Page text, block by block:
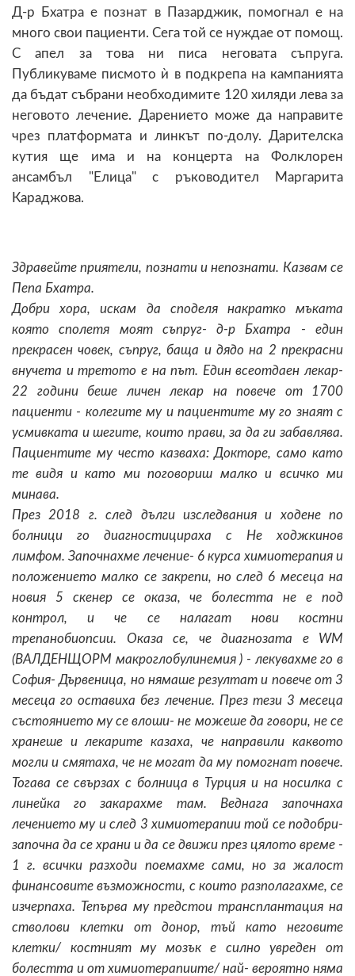
Д-р Бхатра е познат в Пазарджик, помогнал е на
много свои пациенти. Сега той се нуждае от помощ.
С апел за това ни писа неговата съпруга.
Публикуваме писмото ѝ в подкрепа на кампанията
да бъдат събрани необходимите 120 хиляди лева за
неговото лечение. Дарението може да направите
чрез платформата и линкът по-долу. Дарителска
кутия ще има и на концерта на Фолклорен
ансамбъл "Елица" с ръководител Маргарита
Караджова.
Здравейте приятели, познати и непознати. Казвам се
Пепа Бхатра.
Добри хора, искам да споделя накратко мъката
която сполетя моят съпруг- д-р Бхатра - един
прекрасен човек, съпруг, баща и дядо на 2 прекрасни
внучета и третото е на път. Един всеотдаен лекар-
22 години беше личен лекар на повече от 1700
пациенти - колегите му и пациентите му го знаят с
усмивката и шегите, които прави, за да ги забавлява.
Пациентите му често казваха: Докторе, само като
те видя и като ми поговориш малко и всичко ми
минава.
През 2018 г. след дълги изследвания и ходене по
болници го диагностицираха с Не ходжкинов
лимфом. Започнахме лечение- 6 курса химиотерапия и
положението малко се закрепи, но след 6 месеца на
новия 5 скенер се оказа, че болестта не е под
контрол, и че се налагат нови костни
трепанобиопсии. Оказа се, че диагнозата е WM
(ВАЛДЕНЩОРМ макроглобулинемия ) - лекувахме го в
София- Дървеница, но нямаше резултат и повече от 3
месеца го оставиха без лечение. През тези 3 месеца
състоянието му се влоши- не можеше да говори, не се
хранеше и лекарите казаха, че направили каквото
могли и смятаха, че не могат да му помогнат повече.
Тогава се свързах с болница в Турция и на носилка с
линейка го закарахме там. Веднага започнаха
лечението му и след 3 химиотерапии той се подобри-
започна да се храни и да се движи през цялото време -
1 г. всички разходи поемахме сами, но за жалост
финансовите възможности, с които разполагахме, се
изчерпаха. Тепърва му предстои трансплантация на
стволови клетки от донор, тъй като неговите
клетки/ костният му мозък е силно увреден от
болестта и от химиотерапиите/ най- вероятно няма